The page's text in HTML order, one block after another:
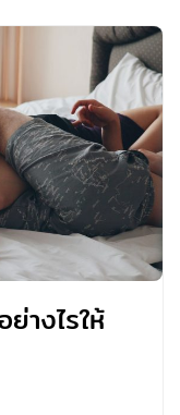
างไรให้